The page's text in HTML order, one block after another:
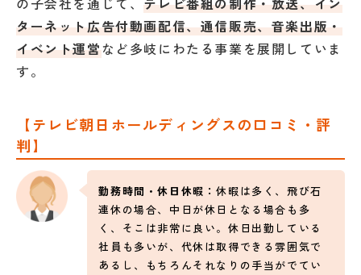
ターネット広告付動画配信、通信販売、音楽出版・
イベント運営など多岐にわたる事業を展開していま
す。
【テレビ朝日ホールディングスの口コミ・評
判】
勤務時間・休日休暇：休暇は多く、飛び石
連休の場合、中日が休日となる場合も多
く、そこは非常に良い。休日出勤している
社員も多いが、代休は取得できる雰囲気で
あるし、もちろんそれなりの手当がでてい